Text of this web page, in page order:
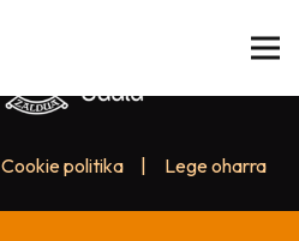
Cookie politika Lege oharra